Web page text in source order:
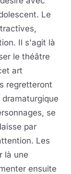
Le
Il s'agit là
le théâtre
art
regretteront
se
par
Les
là une
ensuite